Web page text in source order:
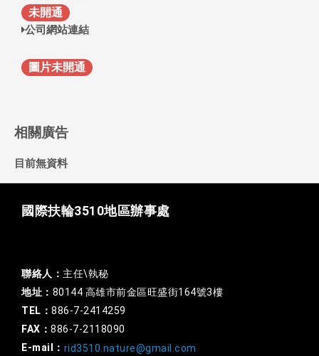
未開通
公司網站連結
圖片未開通
相關廣告
目前無資料
國際扶輪3510地區辦事處
聯絡人： 主任\執秘
地址： 80144 高雄市前金區旺盛街164號3樓
TEL： 886-7-2414259
FAX： 886-7-2118090
E-mail： rid3510.nature@gmail.com